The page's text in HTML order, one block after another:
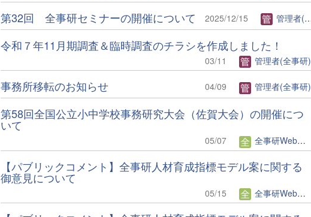
第32回 全事研セミナーの開催について 2025/12/15 管理者(全事研)
令和７年11月期調査＆臨時調査のチラシを作成しました！
03/11 管理者(全事研)
事務所移転のお知らせ 04/09 管理者(全事研)
第58回全国公立小中学校事務研究大会（佐賀大会）の開催につ
いて
05/07 全事研Web編集者
【パブリックコメント】全事研人材育成指標モデル案に関する
御意見について
05/15 全事研Web編集者